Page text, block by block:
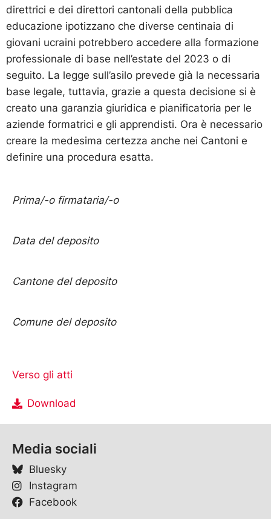
direttrici e dei direttori cantonali della pubblica
educazione ipotizzano che diverse centinaia di
giovani ucraini potrebbero accedere alla formazione
professionale di base nell’estate del 2023 o di
seguito. La legge sull’asilo prevede già la necessaria
base legale, tuttavia, grazie a questa decisione si è
creato una garanzia giuridica e pianificatoria per le
aziende formatrici e gli apprendisti. Ora è necessario
creare la medesima certezza anche nei Cantoni e
definire una procedura esatta.
Prima/-o firmataria/-o
Data del deposito
Cantone del deposito
Comune del deposito
Verso gli atti
Download
Media sociali
Bluesky
Instagram
Facebook